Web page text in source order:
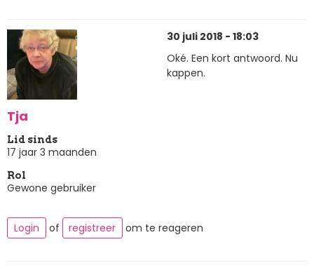
Tja
Lid sinds
17 jaar 3 maanden
Rol
Gewone gebruiker
30 juli 2018 - 18:03
Oké. Een kort antwoord. Nu
kappen.
Login of registreer om te reageren